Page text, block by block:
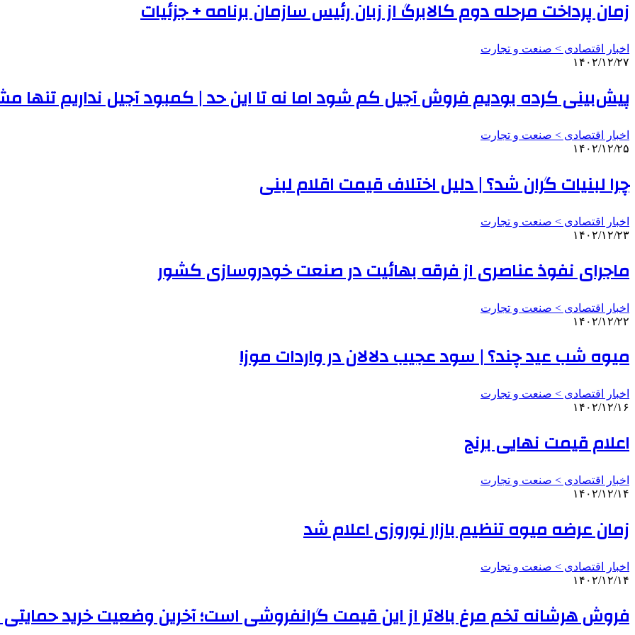
زمان پرداخت مرحله دوم کالابرگ از زبان رئیس سازمان برنامه‌ + جزئیات
اخبار اقتصادی > صنعت و تجارت
۱۴۰۲/۱۲/۲۷
پیش‌بینی کرده بودیم فروش آجیل کم شود اما نه تا این حد | کمبود آجیل نداریم
اخبار اقتصادی > صنعت و تجارت
۱۴۰۲/۱۲/۲۵
چرا لبنیات گران شد؟ | دلیل اختلاف قیمت اقلام لبنی
اخبار اقتصادی > صنعت و تجارت
۱۴۰۲/۱۲/۲۳
ماجرای نفوذ عناصری از فرقه بهائیت در صنعت خودروسازی کشور
اخبار اقتصادی > صنعت و تجارت
۱۴۰۲/۱۲/۲۲
میوه شب عید چند؟ | سود عجیب دلالان در واردات موز!
اخبار اقتصادی > صنعت و تجارت
۱۴۰۲/۱۲/۱۶
اعلام قیمت نهایی برنج
اخبار اقتصادی > صنعت و تجارت
۱۴۰۲/۱۲/۱۴
زمان عرضه میوه تنظیم بازار نوروزی اعلام شد
اخبار اقتصادی > صنعت و تجارت
۱۴۰۲/۱۲/۱۴
فروش هرشانه تخم مرغ بالاتر از این قیمت گرانفروشی است؛ آخرین وضعیت خرید